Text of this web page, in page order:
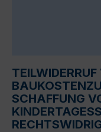
TEILWIDERRUF
SCHAFFUNG